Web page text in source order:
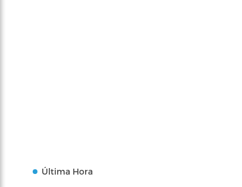
Última Hora